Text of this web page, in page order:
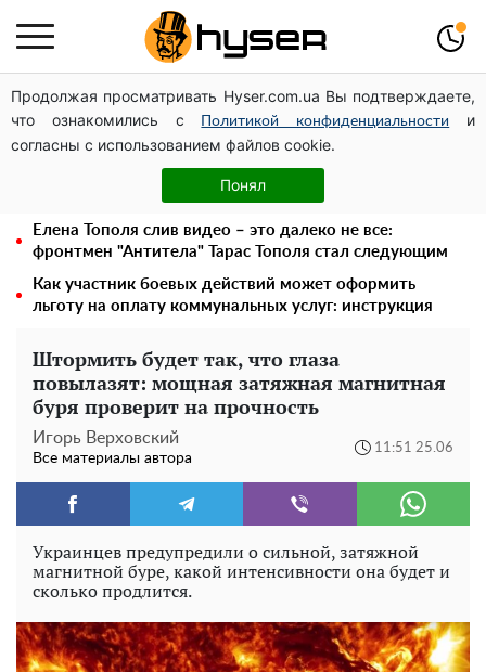
Продолжая просматривать Hyser.com.ua Вы подтверждаете,
что ознакомились с
Политикой конфиденциальности
и
согласны с использованием файлов cookie.
Понял
Посол ОБСЕ во второй раз посетил место российского
удара по жилому дому на Подоле
Дроны с наценкой: Александр Конотопский вывел
миллионы оборонного бюджета через фиктивную
фирму в Эстонии
Елена Тополя слив видео – это далеко не все:
фронтмен "Антитела" Тарас Тополя стал следующим
Как участник боевых действий может оформить
льготу на оплату коммунальных услуг: инструкция
Штормить будет так, что глаза
повылазят: мощная затяжная магнитная
буря проверит на прочность
Игорь Верховский
Все материалы автора
11:51 25.06
Украинцев предупредили о сильной, затяжной
магнитной буре, какой интенсивности она будет и
сколько продлится.